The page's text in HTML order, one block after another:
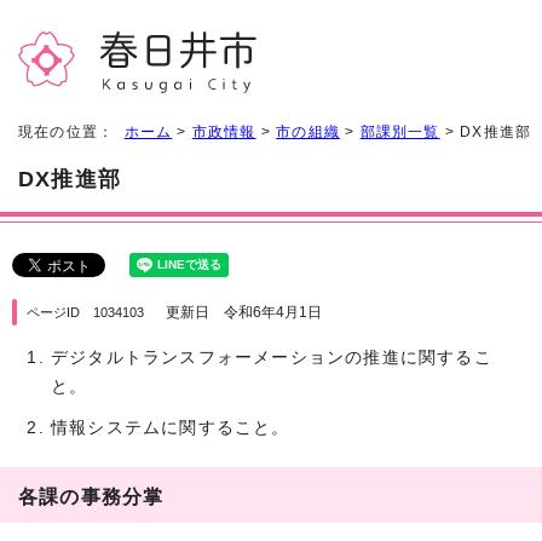
現在の位置： ホーム > 市政情報 >市の組織 > 部課別一覧 > DX推進部
DX推進部
ページID 1034103 更新日 令和6年4月1日
デジタルトランスフォーメーションの推進に関するこ
と。
情報システムに関すること。
各課の事務分掌